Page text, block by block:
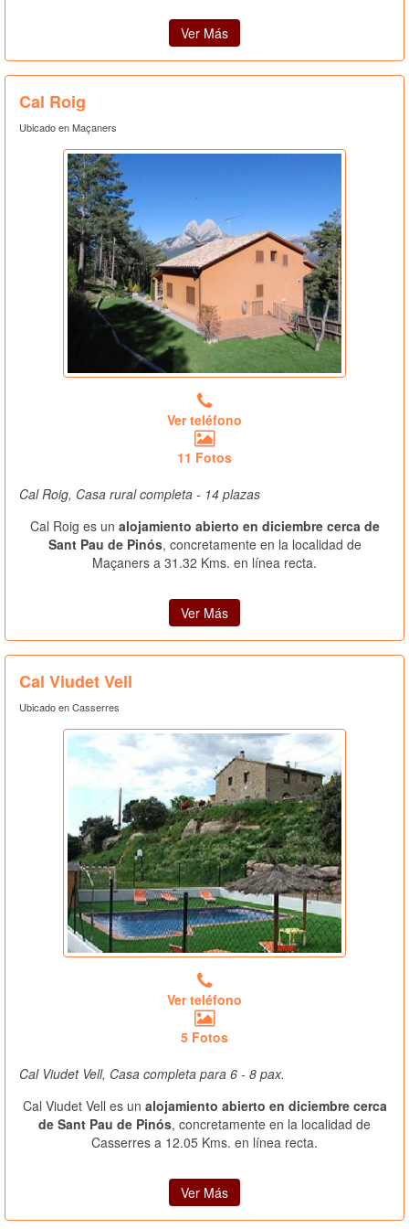
Ver Más
Cal Roig
Ubicado en Maçaners
Ver teléfono
11 Fotos
Cal Roig, Casa rural completa - 14 plazas
Cal Roig es un alojamiento abierto en diciembre cerca de
Sant Pau de Pinós, concretamente en la localidad de
Maçaners a 31.32 Kms. en línea recta.
Ver Más
Cal Viudet Vell
Ubicado en Casserres
Ver teléfono
5 Fotos
Cal Viudet Vell, Casa completa para 6 - 8 pax.
Cal Viudet Vell es un alojamiento abierto en diciembre cerca
de Sant Pau de Pinós, concretamente en la localidad de
Casserres a 12.05 Kms. en línea recta.
Ver Más